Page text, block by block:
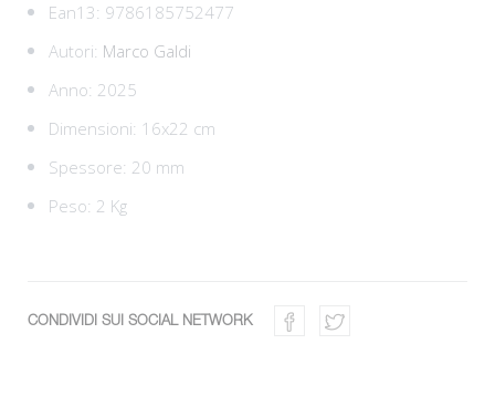
Ean13: 9786185752477
Autori: Marco Galdi
Anno: 2025
Dimensioni: 16x22 cm
Spessore: 20 mm
Peso: 2 Kg
CONDIVIDI SUI SOCIAL NETWORK